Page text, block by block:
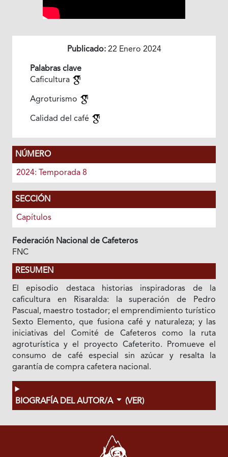
Publicado:22 Enero 2024
Palabras clave
Caficultura
Agroturismo
Calidad del café
NÚMERO
2024: Temporada 8
SECCIÓN
Capítulos
Federación Nacional de Cafeteros
FNC
RESUMEN
El episodio destaca historias inspiradoras de la
caficultura en Risaralda: la superación de Pedro
Pascual, maestro tostador; el emprendimiento turístico
Sexto Elemento, que fusiona café y naturaleza; y las
iniciativas del Comité de Cafeteros como la ruta
agroturística y el proyecto Cafeterito. Promueve el
consumo de café especial sin azúcar y resalta la
garantía de compra cafetera nacional.
BIOGRAFÍA DEL AUTOR/A (VER)